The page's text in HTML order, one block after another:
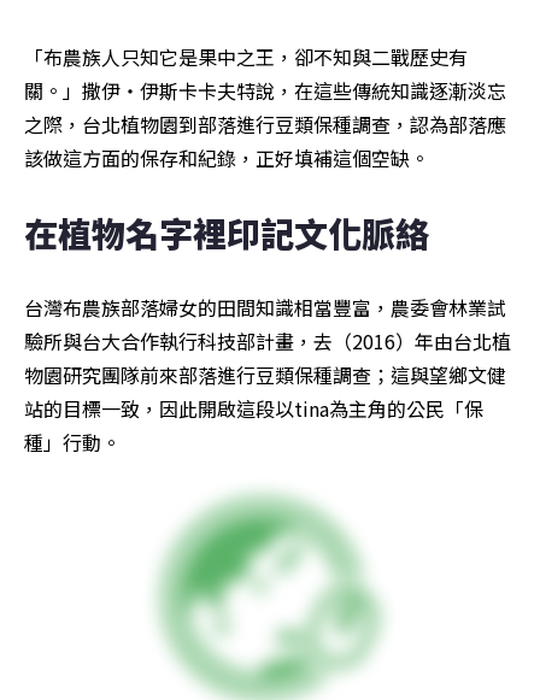
「布農族人只知它是果中之王，卻不知與二戰歷史有
關。」撒伊‧伊斯卡卡夫特說，在這些傳統知識逐漸淡忘
之際，台北植物園到部落進行豆類保種調查，認為部落應
該做這方面的保存和紀錄，正好填補這個空缺。
在植物名字裡印記文化脈絡
台灣布農族部落婦女的田間知識相當豐富，農委會林業試
驗所與台大合作執行科技部計畫，去（2016）年由台北植
物園研究團隊前來部落進行豆類保種調查；這與望鄉文健
站的目標一致，因此開啟這段以tina為主角的公民「保
種」行動。